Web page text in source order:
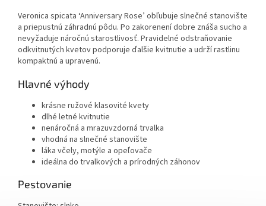
Veronica spicata ‘Anniversary Rose’ obľubuje slnečné stanovište
a priepustnú záhradnú pôdu. Po zakorenení dobre znáša sucho a
nevyžaduje náročnú starostlivosť. Pravidelné odstraňovanie
odkvitnutých kvetov podporuje ďalšie kvitnutie a udrží rastlinu
kompaktnú a upravenú.
Hlavné výhody
krásne ružové klasovité kvety
dlhé letné kvitnutie
nenáročná a mrazuvzdorná trvalka
vhodná na slnečné stanovište
láka včely, motýle a opeľovače
ideálna do trvalkových a prírodných záhonov
Pestovanie